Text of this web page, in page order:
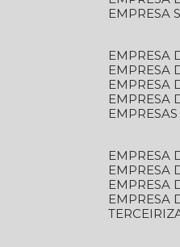
EMPRESA